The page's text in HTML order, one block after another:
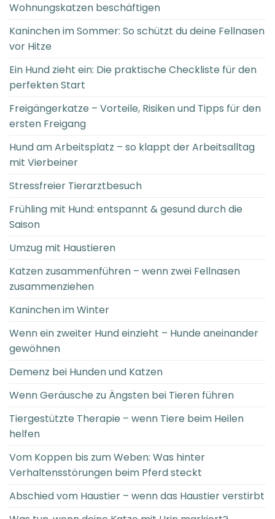
Wohnungskatzen beschäftigen
Kaninchen im Sommer: So schützt du deine Fellnasen
vor Hitze
Ein Hund zieht ein: Die praktische Checkliste für den
perfekten Start
Freigängerkatze – Vorteile, Risiken und Tipps für den
ersten Freigang
Hund am Arbeitsplatz – so klappt der Arbeitsalltag
mit Vierbeiner
Stressfreier Tierarztbesuch
Frühling mit Hund: entspannt & gesund durch die
Saison
Umzug mit Haustieren
Katzen zusammenführen – wenn zwei Fellnasen
zusammenziehen
Kaninchen im Winter
Wenn ein zweiter Hund einzieht – Hunde aneinander
gewöhnen
Demenz bei Hunden und Katzen
Wenn Geräusche zu Ängsten bei Tieren führen
Tiergestützte Therapie – wenn Tiere beim Heilen
helfen
Vom Koppen bis zum Weben: Was hinter
Verhaltensstörungen beim Pferd steckt
Abschied vom Haustier – wenn das Haustier verstirbt